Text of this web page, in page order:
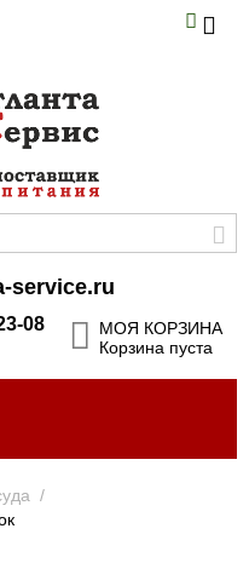
service.ru
08
МОЯ КОРЗИНА
Корзина пуста
/